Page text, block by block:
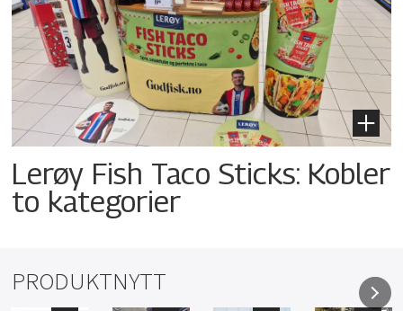
Lerøy Fish Taco Sticks: Kobler
to kategorier
PRODUKTNYTT